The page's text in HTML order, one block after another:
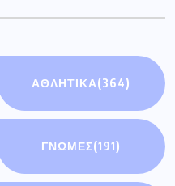
ΑΘΛΗΤΙΚΑ(364)
ΓΝΩΜΕΣ(191)